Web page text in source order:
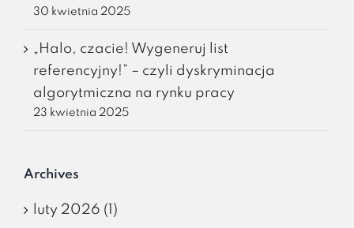
30 kwietnia 2025
„Halo, czacie! Wygeneruj list
referencyjny!” – czyli dyskryminacja
algorytmiczna na rynku pracy
23 kwietnia 2025
Archives
luty 2026 (1)